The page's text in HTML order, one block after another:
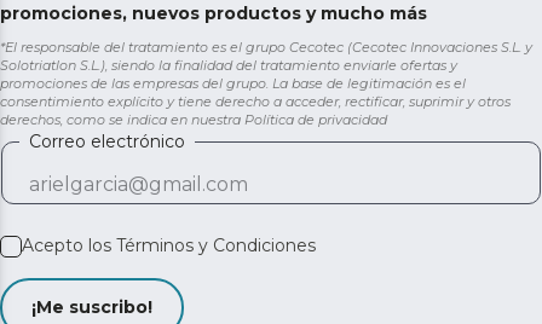
promociones, nuevos productos y mucho más
*El responsable del tratamiento es el grupo Cecotec (Cecotec Innovaciones S.L. y
Solotriatlon S.L.), siendo la finalidad del tratamiento enviarle ofertas y
promociones de las empresas del grupo. La base de legitimación es el
consentimiento explícito y tiene derecho a acceder, rectificar, suprimir y otros
derechos, como se indica en nuestra Política de privacidad
Correo electrónico
Acepto los Términos y Condiciones
¡Me suscribo!